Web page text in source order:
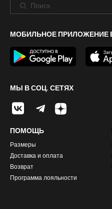
МОБИЛЬНОЕ ПРИЛОЖЕНИЕ
МЫ В СОЦ. СЕТЯХ
ПОМОЩЬ
Размеры
Доставка и оплата
Возврат
Программа лояльности